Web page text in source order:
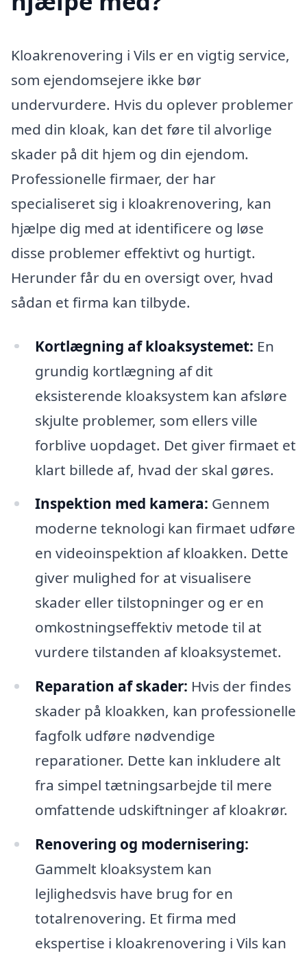
Kloakrenovering i Vils er en vigtig service,
som ejendomsejere ikke bør
undervurdere. Hvis du oplever problemer
med din kloak, kan det føre til alvorlige
skader på dit hjem og din ejendom.
Professionelle firmaer, der har
specialiseret sig i kloakrenovering, kan
hjælpe dig med at identificere og løse
disse problemer effektivt og hurtigt.
Herunder får du en oversigt over, hvad
sådan et firma kan tilbyde.
Kortlægning af kloaksystemet: En
grundig kortlægning af dit
eksisterende kloaksystem kan afsløre
skjulte problemer, som ellers ville
forblive uopdaget. Det giver firmaet et
klart billede af, hvad der skal gøres.
Inspektion med kamera: Gennem
moderne teknologi kan firmaet udføre
en videoinspektion af kloakken. Dette
giver mulighed for at visualisere
skader eller tilstopninger og er en
omkostningseffektiv metode til at
vurdere tilstanden af kloaksystemet.
Reparation af skader: Hvis der findes
skader på kloakken, kan professionelle
fagfolk udføre nødvendige
reparationer. Dette kan inkludere alt
fra simpel tætningsarbejde til mere
omfattende udskiftninger af kloakrør.
Renovering og modernisering:
Gammelt kloaksystem kan
lejlighedsvis have brug for en
totalrenovering. Et firma med
ekspertise i kloakrenovering i Vils kan